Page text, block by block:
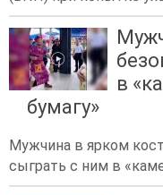
в
бумагу»
Мужчина в ярком
сыграть с ним в